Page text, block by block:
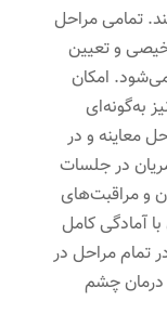
تمامی مراحل
و تعیین
می‌شود. امکان
به‌گونه‌ای
معاینه و در
در جلسات
و مراقبت‌های
آمادگی کامل
تمام مراحل در
درمان چشم